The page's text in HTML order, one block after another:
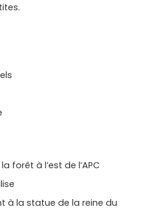
forêt à l’est de l’APC
à la statue de la reine du